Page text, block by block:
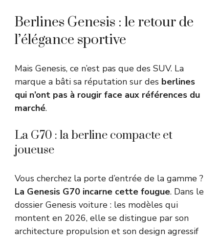
Berlines Genesis : le retour de
l’élégance sportive
Mais Genesis, ce n’est pas que des SUV. La
marque a bâti sa réputation sur des berlines
qui n’ont pas à rougir face aux références du
marché.
La G70 : la berline compacte et
joueuse
Vous cherchez la porte d’entrée de la gamme ?
La Genesis G70 incarne cette fougue. Dans le
dossier Genesis voiture : les modèles qui
montent en 2026, elle se distingue par son
architecture propulsion et son design agressif